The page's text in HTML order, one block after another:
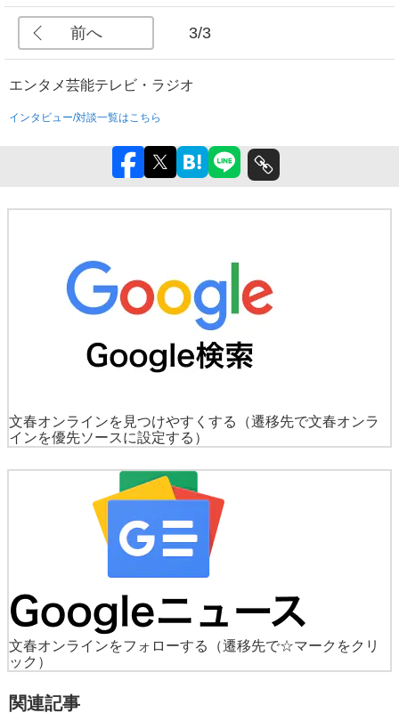
前へ 3/3
エンタメ芸能テレビ・ラジオ
インタビュー/対談一覧はこちら
文春オンラインを見つけやすくする
（遷移先で文春オンラ
インを優先ソースに設定する）
文春オンラインをフォローする
（遷移先で☆マークをクリ
ック）
関連記事